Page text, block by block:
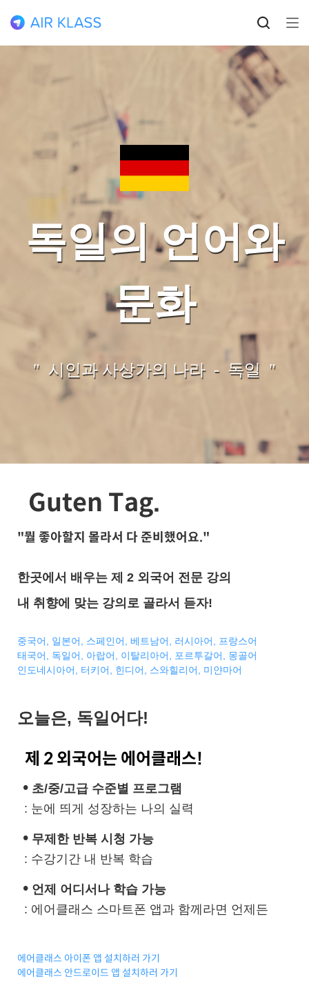
독일의 언어와
문화
" 시인과 사상가의 나라 - 독일 "
Guten Tag.
"뭘 좋아할지 몰라서 다 준비했어요."
한곳에서 배우는 제 2 외국어 전문 강의
내 취향에 맞는 강의로 골라서 듣자!
중국어, 일본어, 스페인어, 베트남어, 러시아어,
프랑스어
태국어, 독일어, 아랍어, 이탈리아어, 포르투갈어,
몽골어
인도네시아어,
터키어, 힌디어, 스와힐리어, 미얀마어
오늘은, 독일어다!
제 2 외국어는 에어클래스!
• 초/중/고급 수준별 프로그램
: 눈에 띄게 성장하는 나의 실력
• 무제한 반복 시청 가능
: 수강기간 내 반복 학습
• 언제 어디서나 학습 가능
: 에어클래스 스마트폰 앱과 함께라면 언제든
에어클래스 아이폰 앱 설치하러 가기
에어클래스 안드로이드 앱 설치하러 가기